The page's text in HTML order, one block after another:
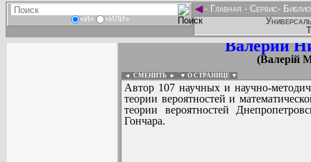
«И» «ИЛИ»
◄- Главная - Сервис-
Валерий
(Валерій
◄ СМЕНИТЬ ► ▼ О СТРАНИЦЕ ▼
Автор 107 научных и научно-
теории вероятностей и
теории вероятностей
Гончара.